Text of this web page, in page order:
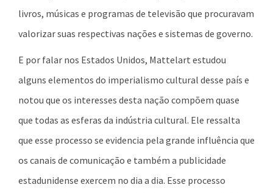
livros, músicas e programas de televisão que procuravam
valorizar suas respectivas nações e sistemas de governo.
E por falar nos Estados Unidos, Mattelart estudou
alguns elementos do imperialismo cultural desse país e
notou que os interesses desta nação compõem quase
que todas as esferas da indústria cultural. Ele ressalta
que esse processo se evidencia pela grande influência que
os canais de comunicação e também a publicidade
estadunidense exercem no dia a dia. Esse processo